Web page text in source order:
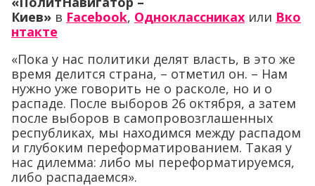
Киев» в Facebook, Одноклассниках или Вко
нтакте
«Пока у нас политики делят власть, в это же
время делится страна, – отметил он. – Нам
нужно уже говорить не о расколе, но и о
распаде. После выборов 26 октября, а затем
после выборов в самопровозглашенных
республиках, мы находимся между распадом
и глубоким переформатированием. Такая у
нас дилемма: либо мы переформатируемся,
либо распадаемся».